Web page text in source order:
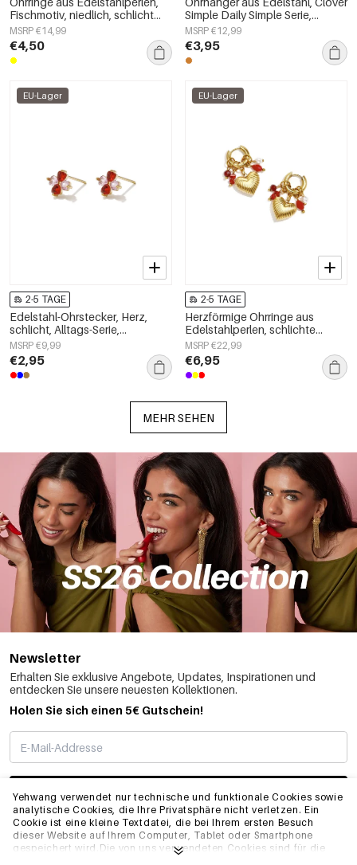
Yehwang verwendet nur technische und funktionale Cookies sowie
analytische Cookies, die Ihre Privatsphäre nicht verletzen. Ein
Cookie ist eine kleine Textdatei, die bei Ihrem ersten Besuch
dieser Website auf Ihrem Computer, Tablet oder Smartphone
gespeichert wird.Die von uns verwendeten Cookies sind für die
Fischmotiv, niedlich, schlicht
und elegant, Damenschmuck
MSRP €14,99
€4,50
Simple Daily Simple Serie,
Damenschmuck
MSRP €12,99
€3,95
EU-Lager
2-5 TAGE
Edelstahl-Ohrstecker, Herz,
schlicht, Alltags-Serie,
Damenschmuck
MSRP €9,99
€2,95
EU-Lager
2-5 TAGE
Herzförmige Ohrringe aus
Edelstahlperlen, schlichte
Alltags-Serie, Damenschmuck
MSRP €22,99
€6,95
MEHR SEHEN
Newsletter
Erhalten Sie exklusive Angebote, Updates, Inspirationen und
entdecken Sie unsere neuesten Kollektionen.
Holen Sie sich einen 5€ Gutschein!
ABONNIEREN
INFO